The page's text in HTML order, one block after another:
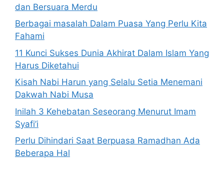
dan Bersuara Merdu
Berbagai masalah Dalam Puasa Yang Perlu Kita
Fahami
11 Kunci Sukses Dunia Akhirat Dalam Islam Yang
Harus Diketahui
Kisah Nabi Harun yang Selalu Setia Menemani
Dakwah Nabi Musa
Inilah 3 Kehebatan Seseorang Menurut Imam
Syafi’i
Perlu Dihindari Saat Berpuasa Ramadhan Ada
Beberapa Hal